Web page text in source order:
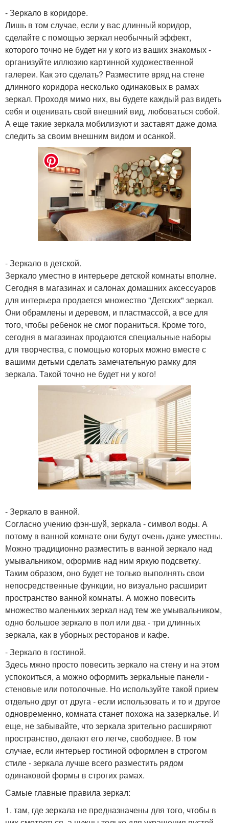
- Зеркало в коридоре.
Лишь в том случае, если у вас длинный коридор,
сделайте с помощью зеркал необычный эффект,
которого точно не будет ни у кого из ваших знакомых -
организуйте иллюзию картинной художественной
галереи. Как это сделать? Разместите вряд на стене
длинного коридора несколько одинаковых в рамах
зеркал. Проходя мимо них, вы будете каждый раз видеть
себя и оценивать свой внешний вид, любоваться собой.
А еще такие зеркала мобилизуют и заставят даже дома
следить за своим внешним видом и осанкой.
- Зеркало в детской.
Зеркало уместно в интерьере детской комнаты вполне.
Сегодня в магазинах и салонах домашних аксессуаров
для интерьера продается множество "Детских" зеркал.
Они обрамлены и деревом, и пластмассой, а все для
того, чтобы ребенок не смог пораниться. Кроме того,
сегодня в магазинах продаются специальные наборы
для творчества, с помощью которых можно вместе с
вашими детьми сделать замечательную рамку для
зеркала. Такой точно не будет ни у кого!
- Зеркало в ванной.
Согласно учению фэн-шуй, зеркала - символ воды. А
потому в ванной комнате они будут очень даже уместны.
Можно традиционно разместить в ванной зеркало над
умывальником, оформив над ним яркую подсветку.
Таким образом, оно будет не только выполнять свои
непосредственные функции, но визуально расширит
пространство ванной комнаты. А можно повесить
множество маленьких зеркал над тем же умывальником,
одно большое зеркало в пол или два - три длинных
зеркала, как в уборных ресторанов и кафе.
- Зеркало в гостиной.
Здесь мжно просто повесить зеркало на стену и на этом
успокоиться, а можно оформить зеркальные панели -
стеновые или потолочные. Но используйте такой прием
отдельно друг от друга - если использовать и то и другое
одновременно, комната станет похожа на зазеркалье. И
еще, не забывайте, что зеркала зрительно расширяют
пространство, делают его легче, свободнее. В том
случае, если интерьер гостиной оформлен в строгом
стиле - зеркала лучше всего разместить рядом
одинаковой формы в строгих рамах.
Самые главные правила зеркал:
1. там, где зеркала не предназначены для того, чтобы в